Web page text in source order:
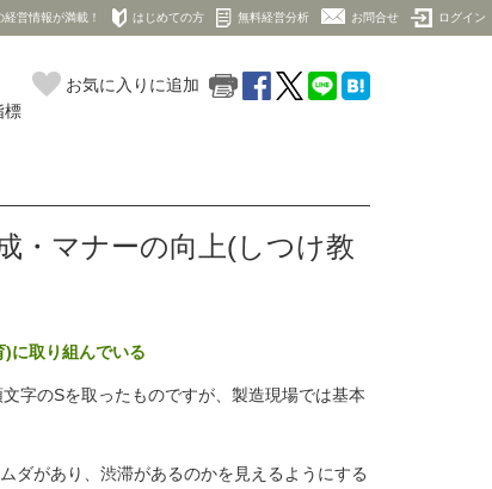
営情報が満載！ はじめての方 無料経営分析 お問合せ ログイン
標
お気に入りに追加
・マナーの向上(しつけ教
に取り組んでいる
字のSを取ったものですが、製造現場では基本
ダがあり、渋滞があるのかを見えるようにする